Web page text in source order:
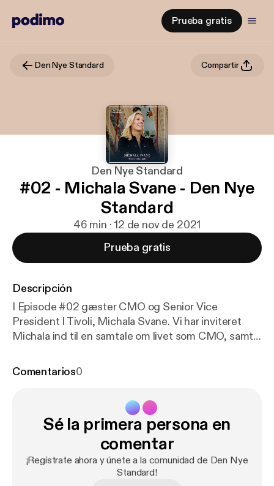
Prueba gratis
Den Nye Standard Compartir
Den Nye Standard
#02 - Michala Svane - Den Nye
Standard
46 min · 12 de nov de 2021
Prueba gratis
Descripción
I Episode #02 gæster CMO og Senior Vice
President I Tivoli, Michala Svane. Vi har inviteret
Michala ind til en samtale om livet som CMO, samt
er at drive og udvikle digitaliseringen i Danmarks
www.dennyestandard.dk/michala-svane
Comentarios0
Sé la primera persona en
comentar
¡Regístrate ahora y únete a la comunidad de Den Nye
Standard!